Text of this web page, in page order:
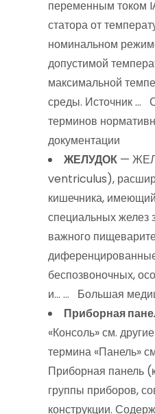
переменным током
статора от
номинальном
допустимой
максимальной
среды. Источник …
терминов
документации
ЖЕЛУДОК —
ventriculus),
кишечника,
специальных желез
важного
беспозвоночных,
и… … Большая
Приборная
«Консоль» см.
термина «Панель»
Приборная панель
группы приборов,
конструкции.